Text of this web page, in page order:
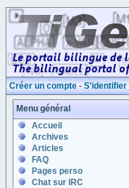
Créer un compte - S'identifier
Menu général
Accueil
Archives
Articles
FAQ
Pages perso
Chat sur IRC